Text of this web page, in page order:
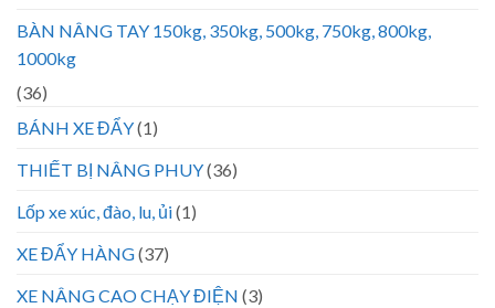
BÀN NÂNG TAY 150kg, 350kg, 500kg, 750kg, 800kg,
1000kg
(36)
BÁNH XE ĐẨY(1)
THIẾT BỊ NÂNG PHUY(36)
Lốp xe xúc, đào, lu, ủi(1)
XE ĐẨY HÀNG(37)
XE NÂNG CAO CHẠY ĐIỆN (3)